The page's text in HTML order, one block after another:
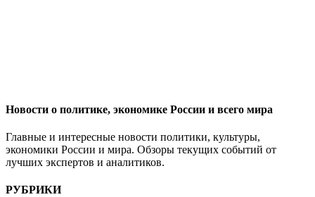
Новости о политике, экономике России и всего мира
Главные и интересные новости политики, культуры,
экономики России и мира. Обзоры текущих событий от
лучших экспертов и аналитиков.
РУБРИКИ